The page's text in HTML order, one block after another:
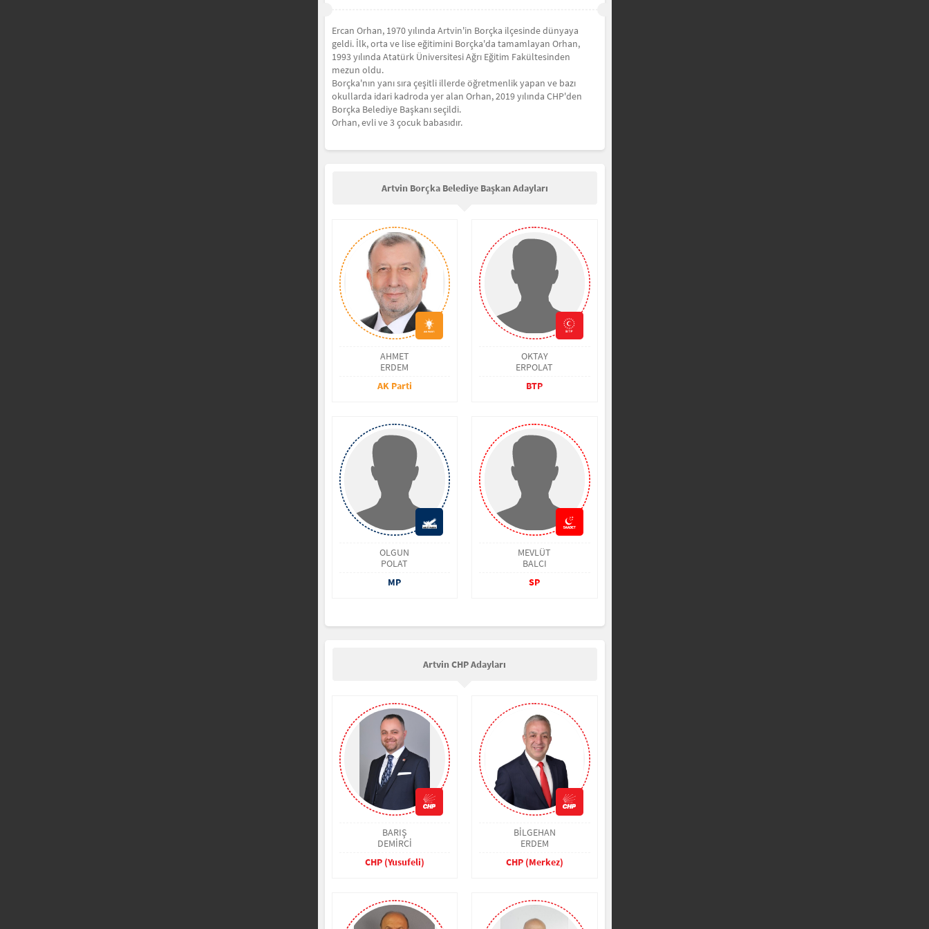
Ercan Orhan, 1970 yılında Artvin'in Borçka ilçesinde dünyaya
geldi. İlk, orta ve lise eğitimini Borçka'da tamamlayan Orhan,
1993 yılında Atatürk Üniversitesi Ağrı Eğitim Fakültesinden
mezun oldu.
Borçka'nın yanı sıra çeşitli illerde öğretmenlik yapan ve bazı
okullarda idari kadroda yer alan Orhan, 2019 yılında CHP'den
Borçka Belediye Başkanı seçildi.
Orhan, evli ve 3 çocuk babasıdır.
Artvin Borçka Belediye Başkan Adayları
AHMET
ERDEM
AK Parti
OKTAY
ERPOLAT
BTP
OLGUN
POLAT
MP
MEVLÜT
BALCI
SP
Artvin CHP Adayları
BARIŞ
DEMİRCİ
CHP (Yusufeli)
BİLGEHAN
ERDEM
CHP (Merkez)